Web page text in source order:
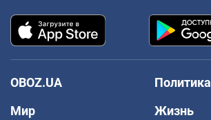
OBOZ.UA
Политика
Мир
Жизнь